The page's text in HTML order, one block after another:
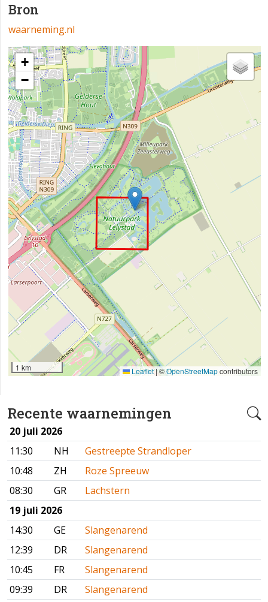
Recente waarnemingen
20 juli 2026
11:30
NH
Gestreepte Strandloper
10:48
ZH
Roze Spreeuw
08:30
GR
Lachstern
19 juli 2026
14:30
GE
Slangenarend
12:39
DR
Slangenarend
10:45
FR
Slangenarend
09:39
DR
Slangenarend
Bron
waarneming.nl
+
−
1 km Leaflet|©OpenStreetMapcontributors